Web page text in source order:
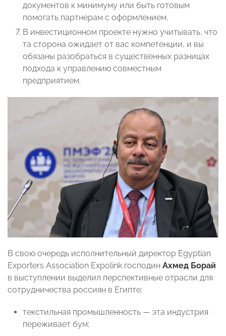
документов к минимуму или быть готовым
помогать партнерам с оформлением.
В инвестиционном проекте нужно учитывать, что
та сторона ожидает от вас компетенции, и вы
обязаны разобраться в существенных разницах
подхода к управлению совместным
предприятием.
В свою очередь исполнительный директор Egyptian
Exporters Association Expolink господин Ахмед Борай
в выступлении выделил перспективные отрасли для
сотрудничества россиян в Египте:
текстильная промышленность — эта индустрия
переживает бум;